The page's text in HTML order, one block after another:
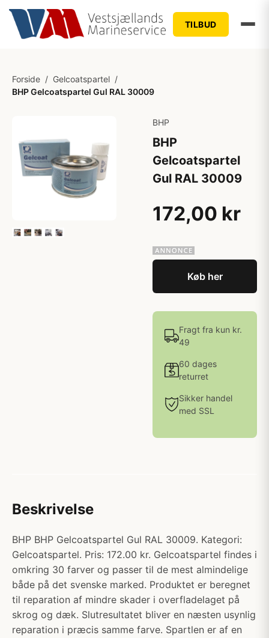
TILBUD
Forside / Gelcoatspartel /
BHP Gelcoatspartel Gul RAL 30009
BHP
BHP
Gelcoatspartel
Gul RAL 30009
172,00 kr
Køb her
Fragt fra kun kr.
49
60 dages
returret
Sikker handel
med SSL
Beskrivelse
BHP BHP Gelcoatspartel Gul RAL 30009. Kategori:
Gelcoatspartel. Pris: 172.00 kr. Gelcoatspartel findes i
omkring 30 farver og passer til de mest almindelige
både på det svenske marked. Produktet er beregnet
til reparation af mindre skader i overfladelaget på
skrog og dæk. Slutresultatet bliver en næsten usynlig
reparation i præcis samme farve. Spartlen er af en